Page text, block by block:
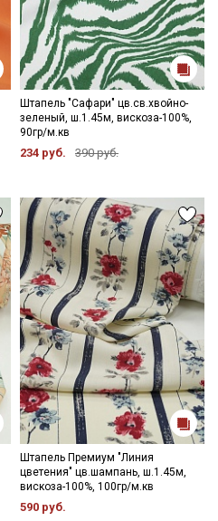
Штапель "Сафари" цв.св.хвойно-
зеленый, ш.1.45м, вискоза-100%,
90гр/м.кв
234 руб. 390 руб.
Штапель Премиум "Линия
цветения" цв.шампань, ш.1.45м,
вискоза-100%, 100гр/м.кв
590 руб.